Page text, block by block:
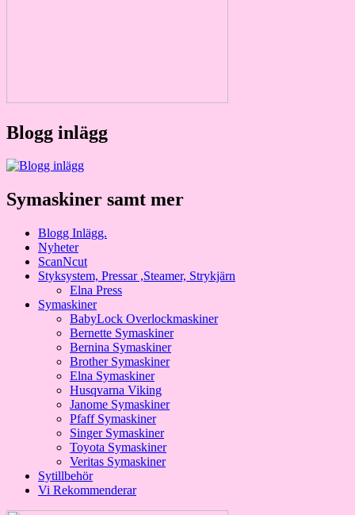
Blogg inlägg
Symaskiner samt mer
Blogg Inlägg.
Nyheter
ScanNcut
Styksystem, Pressar ,Steamer, Strykjärn
Elna Press
Symaskiner
BabyLock Overlockmaskiner
Bernette Symaskiner
Bernina Symaskiner
Brother Symaskiner
Elna Symaskiner
Husqvarna Viking
Janome Symaskiner
Pfaff Symaskiner
Singer Symaskiner
Toyota Symaskiner
Veritas Symaskiner
Sytillbehör
Vi Rekommenderar